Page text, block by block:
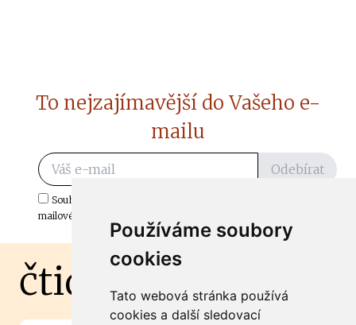
Používáme soubory
cookies
Tato webová stránka používá
cookies a další sledovací
To nejzajímavější do Vašeho e-
mailu
Odebírat
Souhlasím s odběrem důležitých zpráv ze ČtiDoma.cz do mé e-
mailové schránky.
čtidoma.cz